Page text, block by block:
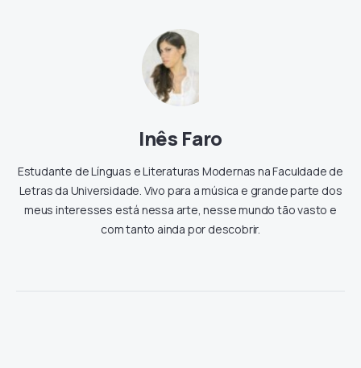
Inês Faro
Estudante de Línguas e Literaturas Modernas na Faculdade de
Letras da Universidade. Vivo para a música e grande parte dos
meus interesses está nessa arte, nesse mundo tão vasto e
com tanto ainda por descobrir.